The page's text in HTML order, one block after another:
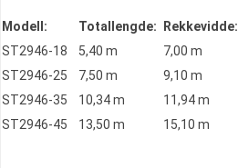
Modell: Totallengde: Rekkevidde:
ST2946-18
5,40 m 7,00 m
ST2946-25
7,50 m 9,10 m
ST2946-35
10,34 m 11,94 m
ST2946-45
13,50 m 15,10 m